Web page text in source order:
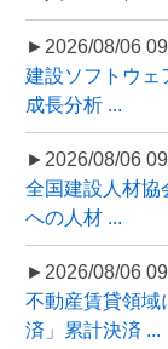
►2026/08/06
建設ソフトウェ
成長分析 ...
►2026/08/06
全国建設人材協
への人材 ...
►2026/08/06
不動産賃貸領域
済」累計決済 ...